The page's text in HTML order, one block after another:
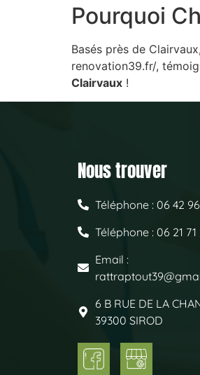
Pourquoi
Basés près de
renovation39.fr/,
Clairvaux !
Nous trouver
Téléphone : 06 42
Téléphone : 06 21 71
Email :
6 B RUE DE LA
39300 SIROD